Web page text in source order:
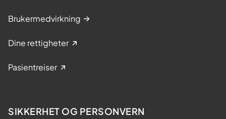
Brukermedvirkning
Dine rettigheter
Pasientreiser
SIKKERHET OG PERSONVERN